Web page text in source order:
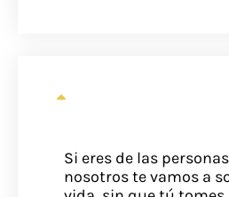
Si eres de las
nosotros te vamos a